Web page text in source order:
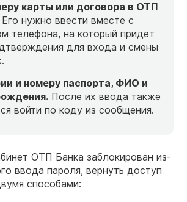
карты или договора в ОТП
Его нужно ввести вместе с
телефона, на который придет
для входа и смены
и номеру паспорта, ФИО и
После их ввода также
войти по коду из сообщения.
ОТП Банка заблокирован из-
ввода пароля, вернуть доступ
способами: